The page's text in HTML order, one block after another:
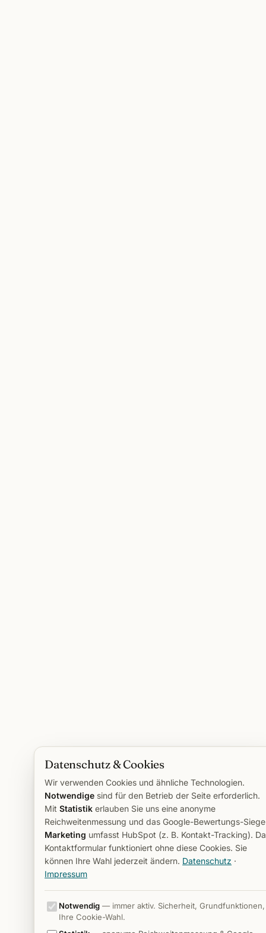
Datenschutz & Cookies
Wir verwenden Cookies und ähnliche Technologien.
Notwendige sind für den Betrieb der Seite erforderlich.
MitStatistik erlauben Sie uns eine anonyme
Reichweitenmessung und das Google-Bewertungs-
Marketing umfasst HubSpot (z. B. Kontakt-Tracking).
Kontaktformular funktioniert ohne diese Cookies. Sie
können Ihre Wahl jederzeit ändern. Datenschutz ·
Impressum
Notwendig— immer aktiv. Sicherheit, Grundfunktionen,
Ihre Cookie-Wahl.